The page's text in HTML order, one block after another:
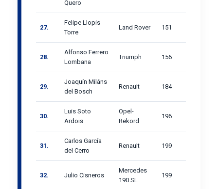
Quero
27.
Felipe Llopis
Torre
Land Rover 151
28.
Alfonso Ferrero
Lombana
Triumph 156
29.
Joaquín Miláns
del Bosch
Renault 184
30.
Luis Soto
Ardois
Opel-
Rekord
196
31.
Carlos García
del Cerro
Renault 199
32. Julio Cisneros
Mercedes
190 SL
199